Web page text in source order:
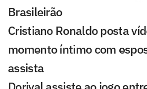
Brasileirão
Cristiano Ronaldo posta
momento íntimo com
assista